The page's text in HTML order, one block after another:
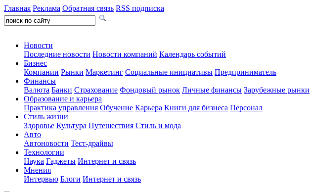
Главная Реклама Обратная связь RSS подписка
Новости
Последние новости Новости компаний Календарь событий
Бизнес
Компании Рынки Маркетинг Социальные инициативы Предприниматель
Финансы
Валюта Банки Страхование Фондовый рынок Личные финансы Зарубежные рынки
Образование и карьера
Практика управления Обучение Карьера Книги для бизнеса Персонал
Стиль жизни
Здоровье Культура Путешествия Стиль и мода
Авто
Автоновости Тест-драйвы
Технологии
Наука Гаджеты Интернет и связь
Мнения
Интервью Блоги Интернет и связь